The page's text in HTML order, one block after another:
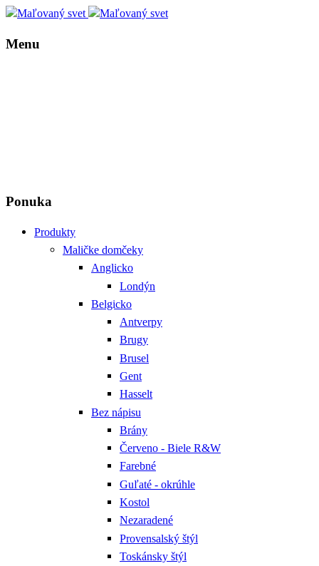
Menu
Ponuka
Produkty
Maličke domčeky
Anglicko
Londýn
Belgicko
Antverpy
Brugy
Brusel
Gent
Hasselt
Bez nápisu
Brány
Červeno - Biele R&W
Farebné
Guľaté - okrúhle
Kostol
Nezaradené
Provensalský štýl
Toskánsky štýl